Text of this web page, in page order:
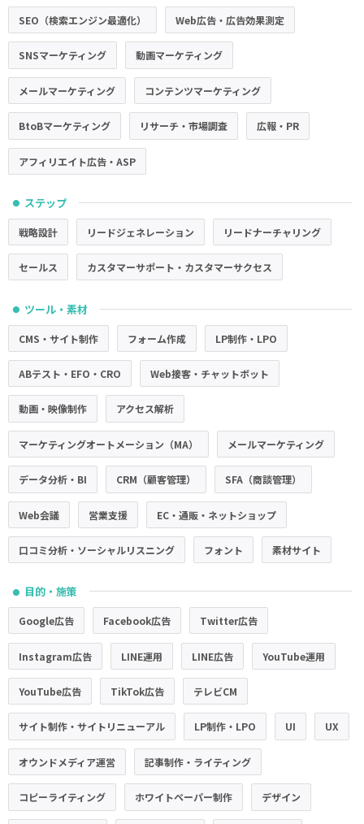
SEO（検索エンジン最適化） Web広告・広告効果測定
SNSマーケティング 動画マーケティング
メールマーケティング コンテンツマーケティング
BtoBマーケティング リサーチ・市場調査 広報・PR
アフィリエイト広告・ASP
● ステップ
戦略設計 リードジェネレーション リードナーチャリング
セールス カスタマーサポート・カスタマーサクセス
● ツール・素材
CMS・サイト制作 フォーム作成 LP制作・LPO
ABテスト・EFO・CRO Web接客・チャットボット
動画・映像制作 アクセス解析
マーケティングオートメーション（MA） メールマーケティング
データ分析・BI CRM（顧客管理） SFA（商談管理）
Web会議 営業支援 EC・通販・ネットショップ
口コミ分析・ソーシャルリスニング フォント 素材サイト
● 目的・施策
Google広告 Facebook広告 Twitter広告
Instagram広告 LINE運用 LINE広告 YouTube運用
YouTube広告 TikTok広告 テレビCM
サイト制作・サイトリニューアル LP制作・LPO UI UX
オウンドメディア運営 記事制作・ライティング
コピーライティング ホワイトペーパー制作 デザイン